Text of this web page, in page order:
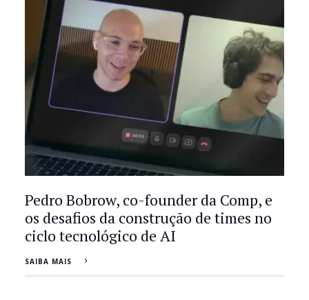
Pedro Bobrow, co-founder da Comp, e
os desafios da construção de times no
ciclo tecnológico de AI
SAIBA MAIS